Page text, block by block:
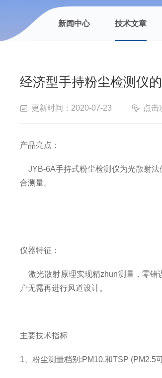
新闻中心 技术文章
经济型手持粉尘检测仪
更新时间：2020-07-23 点击
产品亮点：
JYB-6A手持式粉尘检测仪为光散射法
合测量。
仪器特征：
激光散射原理实现精zhun测量，零错
户无需再进行风道设计。
主要技术指标
1、粉尘测量档别:PM10,和TSP (PM2.5